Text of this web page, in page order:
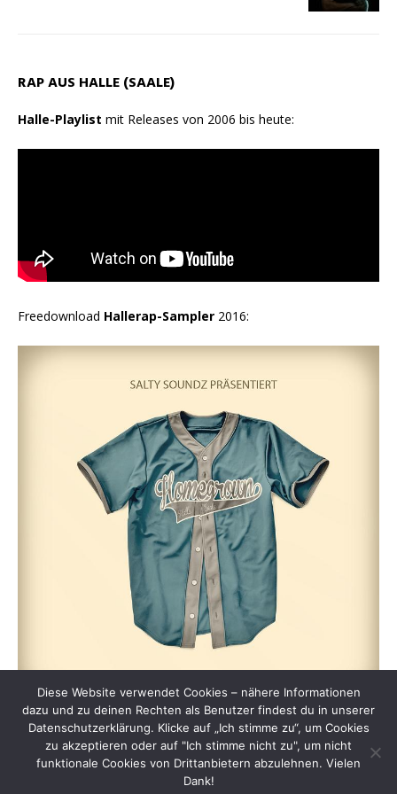
RAP AUS HALLE (SAALE)
Halle-Playlist mit Releases von 2006 bis heute:
Freedownload Hallerap-Sampler 2016:
Diese Website verwendet Cookies – nähere Informationen
dazu und zu deinen Rechten als Benutzer findest du in unserer
Datenschutzerklärung. Klicke auf „Ich stimme zu“, um Cookies
zu akzeptieren oder auf "Ich stimme nicht zu", um nicht
funktionale Cookies von Drittanbietern abzulehnen. Vielen
Dank!